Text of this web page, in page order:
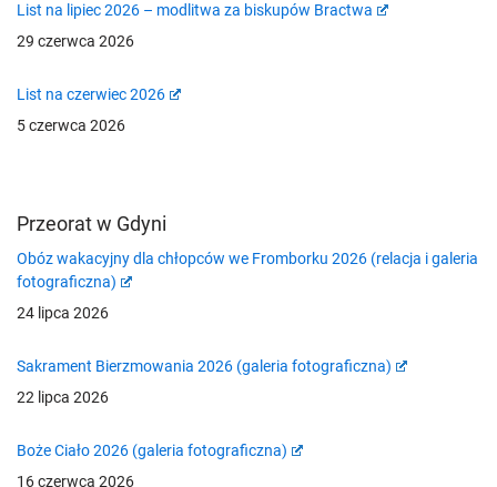
List na lipiec 2026 – modlitwa za biskupów Bractwa
29 czerwca 2026
List na czerwiec 2026
5 czerwca 2026
Przeorat w Gdyni
Obóz wakacyjny dla chłopców we Fromborku 2026 (relacja i galeria
fotograficzna)
24 lipca 2026
Sakrament Bierzmowania 2026 (galeria fotograficzna)
22 lipca 2026
Boże Ciało 2026 (galeria fotograficzna)
16 czerwca 2026